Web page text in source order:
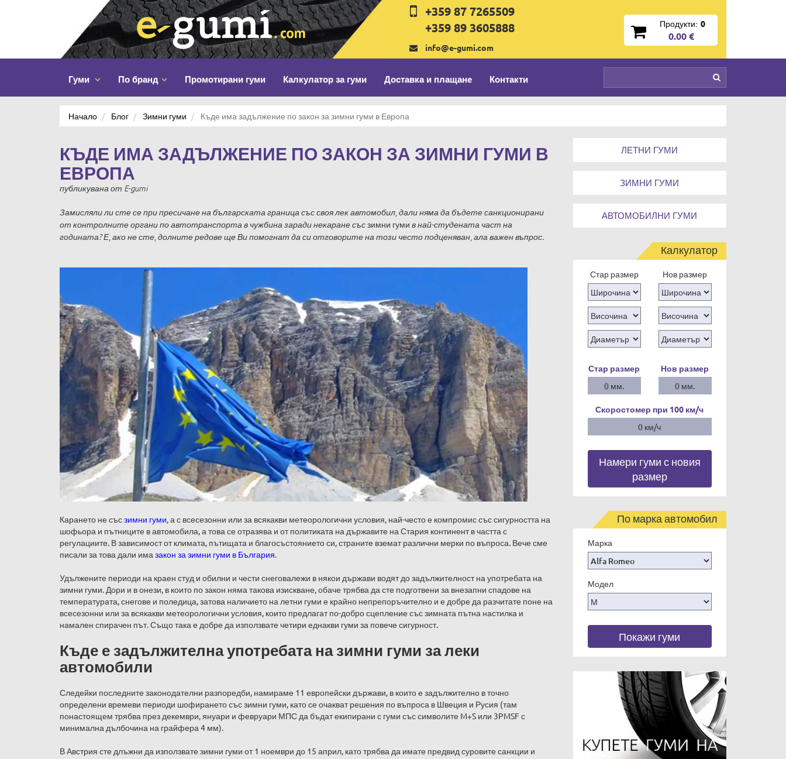
+359 87 7265509
+359 89 3605888
info@e-gumi.com
Продукти: 0
0.00 €
Гуми По бранд Промотирани гуми Калкулатор за гуми Доставка и плащане Контакти
Начало Блог Зимни гуми Къде има задължение по закон за зимни гуми в Европа
КЪДЕ ИМА ЗАДЪЛЖЕНИЕ ПО ЗАКОН ЗА ЗИМНИ ГУМИ В
ЕВРОПА
публикувана от E-gumi
Замисляли ли сте се при пресичане на българската граница със своя лек автомобил, дали няма да бъдете санкционирани
от контролните органи по автотранспорта в чужбина заради некаране съсзимни гуми в най-студената част на
годината? Е, ако не сте, долните редове ще Ви помогнат да си отговорите на този често подценяван, ала важен въпрос.
Карането не съсзимни гуми, а с всесезонни или за всякакви метеорологични условия, най-често е компромис със сигурността на
шофьора и пътниците в автомобила, а това се отразява и от политиката на държавите на Стария континент в частта с
регулациите. В зависимост от климата, пътищата и благосъстоянието си, страните вземат различни мерки по въпроса. Вече сме
писали за това дали има закон за зимни гуми в България.
Удължените периоди на краен студ и обилни и чести снеговалежи в някои държави водят до задължителност на употребата на
зимни гуми. Дори и в онези, в които по закон няма такова изискване, обаче трябва да сте подготвени за внезапни спадове на
температурата, снегове и поледица, затова наличието на летни гуми е крайно непрепоръчително и е добре да разчитате поне на
всесезонни или за всякакви метеорологични условия, които предлагат по-добро сцепление със зимната пътна настилка и
намален спирачен път. Също така е добре да използвате четири еднакви гуми за повече сигурност.
Къде е задължителна употребата на зимни гуми за леки
автомобили
Следейки последните законодателни разпоредби, намираме 11 европейски държави, в които е задължително в точно
определени времеви периоди шофирането със зимни гуми, като се очакват решения по въпроса в Швеция и Русия (там
понастоящем трябва през декември, януари и февруари МПС да бъдат екипирани с гуми със символите M+S или 3PMSF с
минимална дълбочина на грайфера 4 мм).
В Австрия сте длъжни да използвате зимни гуми от 1 ноември до 15 април, като трябва да имате предвид суровите санкции и
ЛЕТНИ ГУМИ
ЗИМНИ ГУМИ
АВТОМОБИЛНИ ГУМИ
Калкулатор
Стар размер Нов размер
Стар размер
0 мм.
Нов размер
0 мм.
Скоростомер при 100 км/ч
0 км/ч
Намери гуми с новия
размер
По марка автомобил
Марка
Модел
Покажи гуми